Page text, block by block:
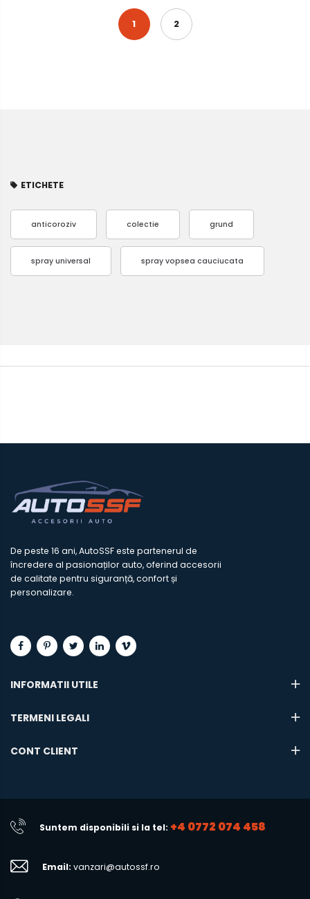
1 2
ETICHETE
anticoroziv colectie grund
spray universal spray vopsea cauciucata
De peste 16 ani, AutoSSF este partenerul de
încredere al pasionaților auto, oferind accesorii
de calitate pentru siguranță, confort și
personalizare.
INFORMATII UTILE
TERMENI LEGALI
CONT CLIENT
Suntem disponibili si la tel: +4 0772 074 458
Email: vanzari@autossf.ro